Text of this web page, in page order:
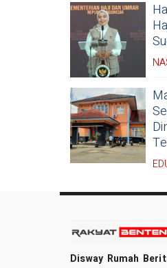
Disway Rumah